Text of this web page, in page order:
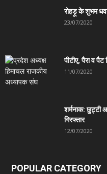
रोहड़ू के शुभम
23/07/2020
पीटीए, पैरा व
11/07/2020
शर्मनाक: छुट्टी
गिरफ्तार
12/07/2020
POPULAR CATEGORY